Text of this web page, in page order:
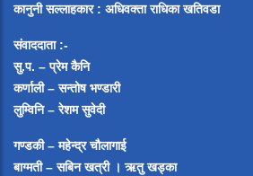
कानुनी सल्लाहकार : अधिवक्ता राधिका खतिवडा
संवाददाता :-
सु.प. – प्रेम कैनि
कर्णाली – सन्तोष भण्डारी
लुम्विनि – रेशम सुवेदी
गण्डकी – महेन्द्र चौलागाई
बाग्मती – सबिन खत्री ।ऋतु खड्का